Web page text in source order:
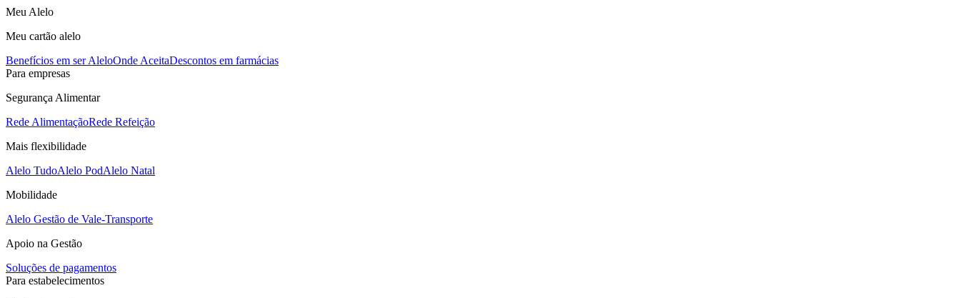
Meu Alelo
Meu cartão alelo
Benefícios em ser AleloOnde AceitaDescontos em farmácias
Para empresas
Segurança Alimentar
Rede AlimentaçãoRede Refeição
Mais flexibilidade
Alelo TudoAlelo PodAlelo Natal
Mobilidade
Alelo Gestão de Vale-Transporte
Apoio na Gestão
Soluções de pagamentos
Para estabelecimentos